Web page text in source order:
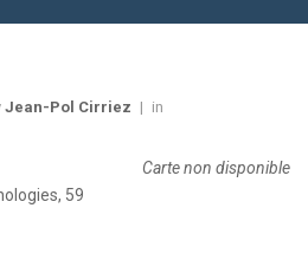
Jean-Pol Cirriez in
Carte non disponible
59